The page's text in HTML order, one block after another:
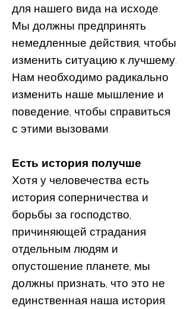
для нашего вида на исходе.
Мы должны предпринять
немедленные действия, чтобы
изменить ситуацию к лучшему.
Нам необходимо радикально
изменить наше мышление и
поведение, чтобы справиться
с этими вызовами.
Есть история получше
Хотя у человечества есть
история соперничества и
борьбы за господство,
причиняющей страдания
отдельным людям и
опустошение планете, мы
должны признать, что это не
единственная наша история.